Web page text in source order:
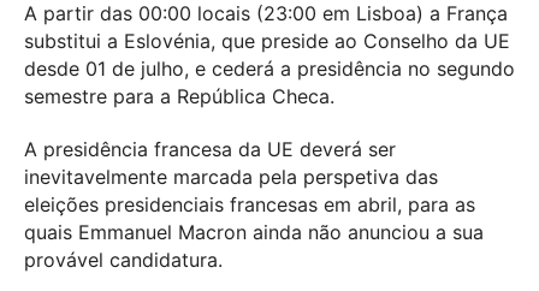
A partir das 00:00 locais (23:00 em Lisboa) a França
substitui a Eslovénia, que preside ao Conselho da UE
desde 01 de julho, e cederá a presidência no segundo
semestre para a República Checa.
A presidência francesa da UE deverá ser
inevitavelmente marcada pela perspetiva das
eleições presidenciais francesas em abril, para as
quais Emmanuel Macron ainda não anunciou a sua
provável candidatura.